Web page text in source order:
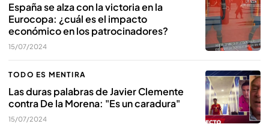
España se alza con la victoria en la
Eurocopa: ¿cuál es el impacto
económico en los patrocinadores?
15/07/2024
TODO ES MENTIRA
Las duras palabras de Javier Clemente
contra De la Morena: "Es un caradura"
15/07/2024